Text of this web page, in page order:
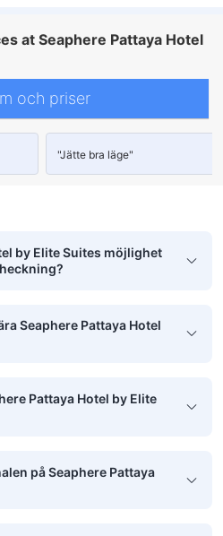
at Seaphere Pattaya Hotel
och priser
"Jätte bra läge"
by Elite Suites möjlighet
Seaphere Pattaya Hotel
Pattaya Hotel by Elite
på Seaphere Pattaya